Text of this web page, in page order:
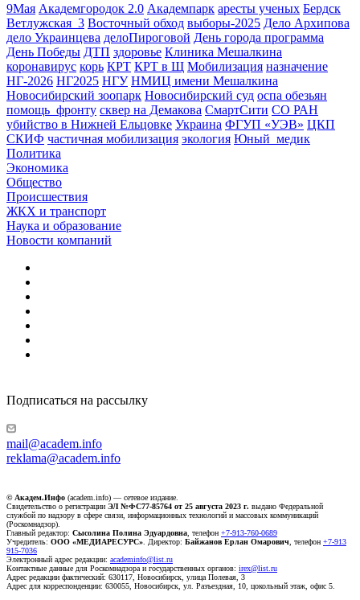
9Мая Академгородок 2.0 Академпарк аресты ученых Бердск
Ветлужская_3 Восточный обход выборы-2025 Дело Архипова
дело Украинцева делоПироговой День города программа
День Победы ДТП здоровье Клиника Мешалкина
коронавирус корь КРТ КРТ в Щ Мобилизация назначение
НГ-2026 НГ2025 НГУ НМИЦ имени Мешалкина
Новосибирский зоопарк Новосибирский суд оспа обезьян
помощь_фронту сквер на Демакова СмартСити СО РАН
убийство в Нижней Ельцовке Украина ФГУП «УЭВ» ЦКП
СКИФ частичная мобилизация экология Юный_медик
Политика
Экономика
Общество
Происшествия
ЖКХ и транспорт
Наука и образование
Новости компаний
Подписаться на рассылку
mail@academ.info
reklama@academ.info
© Академ.Инфо (academ.info) — сетевое издание.
Свидетельство о регистрации ЭЛ №ФС77-85764 от 25 августа 2023 г. выдано Федеральной
службой по надзору в сфере связи, информационных технологий и массовых коммуникаций
(Роскомнадзор).
Главный редактор: Сысолина Полина Эдуардовна , телефон +7-913-760-0689
Учредитель: ООО «МЕДИАРЕСУРС» . Директор: Байжанов Ерлан Омарович , телефон +7-913
915-7036
Электронный адрес редакции: academinfo@list.ru
Контактные данные для Роскомнадзора и государственных органов: irex@list.ru
Адрес редакции фактический: 630117, Новосибирск, улица Полевая, 3
Адрес для корреспонденции: 630055, Новосибирск, ул. Разъездная, 10, цокольный этаж, офис 5.